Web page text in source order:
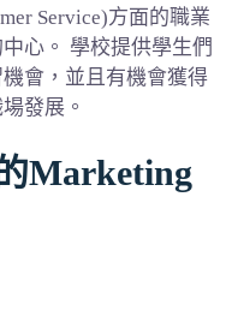
Service)方面的職業
心。 學校提供學生們
會，並且有機會獲得
發展。
Marketing